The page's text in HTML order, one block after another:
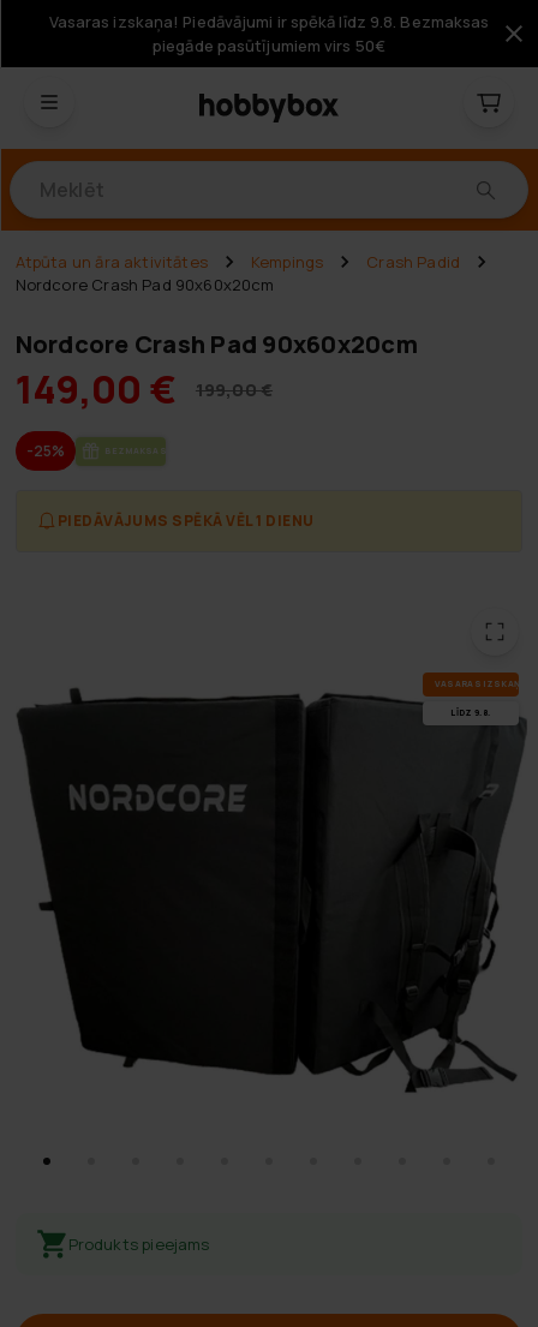
Vasaras izskaņa! Piedāvājumi ir spēkā līdz 9.8. Bezmaksas
piegāde pasūtījumiem virs 50€
Atpūta un āra aktivitātes Kempings
Crash Padid
Nordcore Crash Pad 90x60x20cm
Nordcore Crash Pad 90x60x20cm
149,00 € 199,00 €
-25% BEZ­MAK­SAS PIE­GĀ­DE
PIEDĀVĀJUMS SPĒKĀ VĒL 1 DIENU
VA­SA­RAS IZ­SKA­ŅA
LĪDZ 9.8.
Produkts pieejams